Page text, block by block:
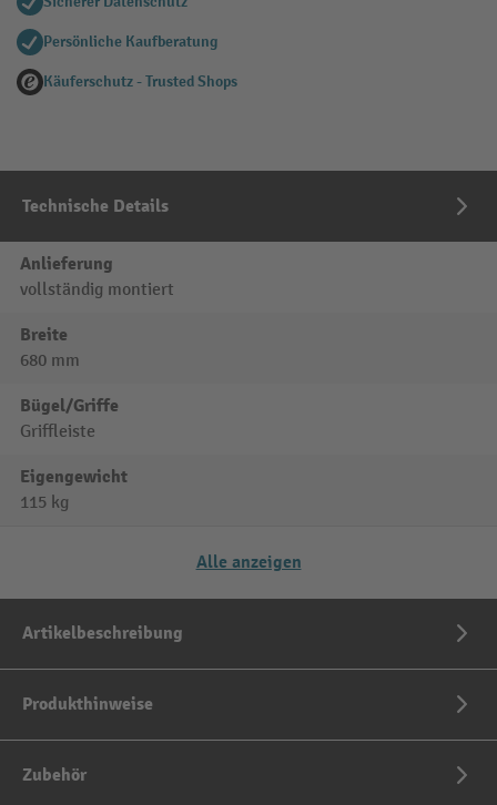
Persönliche Kaufberatung
Käuferschutz - Trusted Shops
Technische Details
Anlieferung
vollständig montiert
Breite
680 mm
Bügel/Griffe
Griffleiste
Eigengewicht
115 kg
Alle anzeigen
Artikelbeschreibung
Produkthinweise
Zubehör